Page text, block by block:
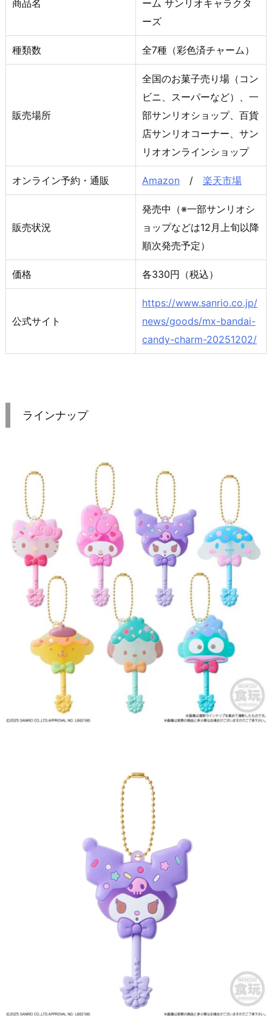
商品名
ーム サンリオキャラクタ
ーズ
種類数 全7種（彩色済チャーム）
販売場所
全国のお菓子売り場（コン
ビニ、スーパーなど）、一
部サンリオショップ、百貨
店サンリオコーナー、サン
リオオンラインショップ
オンライン予約・通販 Amazon / 楽天市場
販売状況
発売中（※一部サンリオシ
ョップなどは12月上旬以降
順次発売予定）
価格 各330円（税込）
公式サイト
https://www.sanrio.co.jp/
news/goods/mx-bandai-
candy-charm-20251202/
ラインナップ